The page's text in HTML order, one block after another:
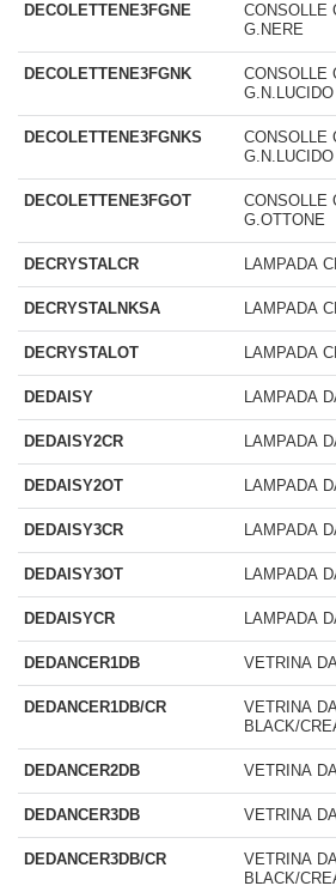
DECOLETTENE3FGNE
CONSOLLE
G.NERE
DECOLETTENE3FGNK
CONSOLLE
G.N.LUCIDO
DECOLETTENE3FGNKS
CONSOLLE
G.N.LUCIDO
DECOLETTENE3FGOT
CONSOLLE
G.OTTONE
DECRYSTALCR LAMPADA
DECRYSTALNKSA LAMPADA
DECRYSTALOT LAMPADA
DEDAISY LAMPADA
DEDAISY2CR LAMPADA
DEDAISY2OT LAMPADA
DEDAISY3CR LAMPADA
DEDAISY3OT LAMPADA
DEDAISYCR LAMPADA
DEDANCER1DB VETRINA
DEDANCER1DB/CR
VETRINA
BLACK/
DEDANCER2DB VETRINA
DEDANCER3DB VETRINA
DEDANCER3DB/CR
VETRINA
BLACK/